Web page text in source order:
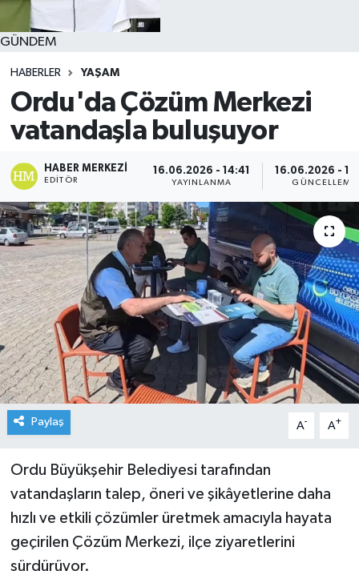
GÜNDEM
HABERLER YAŞAM
Ordu'da Çözüm Merkezi
vatandaşla buluşuyor
HABER MERKEZI
EDITÖR
16.06.2026 - 14:41
YAYINLANMA
16.06.2026 -
GÜNCELLEME
Paylaş A- A+
Ordu Büyükşehir Belediyesi tarafından
vatandaşların talep, öneri ve şikâyetlerine daha
hızlı ve etkili çözümler üretmek amacıyla hayata
geçirilen Çözüm Merkezi, ilçe ziyaretlerini
sürdürüyor.